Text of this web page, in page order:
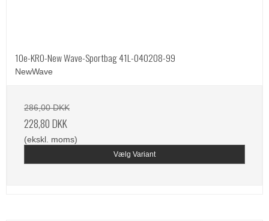
10e-KRO-New Wave-Sportbag 41L-040208-99
NewWave
286,00 DKK
228,80 DKK
(ekskl. moms)
Vælg Variant